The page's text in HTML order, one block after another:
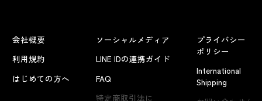
よくあるお問い合わせ
会社概要
利用規約
はじめての方へ
ソーシャルメディア
LINE IDの連携ガイド
FAQ
特定商取引法に
プライバシー
ポリシー
International
Shipping